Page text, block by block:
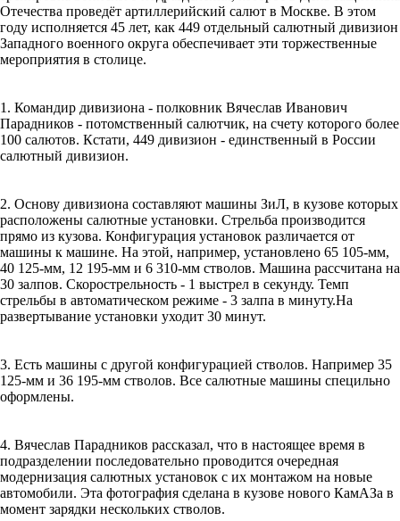
Отечества проведёт артиллерийский салют в Москве. В этом
году исполняется 45 лет, как 449 отдельный салютный дивизион
Западного военного округа обеспечивает эти торжественные
мероприятия в столице.
1. Командир дивизиона - полковник Вячеслав Иванович
Парадников - потомственный салютчик, на счету которого более
100 салютов. Кстати, 449 дивизион - единственный в России
салютный дивизион.
2. Основу дивизиона составляют машины ЗиЛ, в кузове которых
расположены салютные установки. Стрельба производится
прямо из кузова. Конфигурация установок различается от
машины к машине. На этой, например, установлено 65 105-мм,
40 125-мм, 12 195-мм и 6 310-мм стволов. Машина рассчитана на
30 залпов. Скорострельность - 1 выстрел в секунду. Темп
стрельбы в автоматическом режиме - 3 залпа в минуту.На
развертывание установки уходит 30 минут.
3. Есть машины с другой конфигурацией стволов. Например 35
125-мм и 36 195-мм стволов. Все салютные машины специльно
оформлены.
4. Вячеслав Парадников рассказал, что в настоящее время в
подразделении последовательно проводится очередная
модернизация салютных установок с их монтажом на новые
автомобили. Эта фотография сделана в кузове нового КамАЗа в
момент зарядки нескольких стволов.